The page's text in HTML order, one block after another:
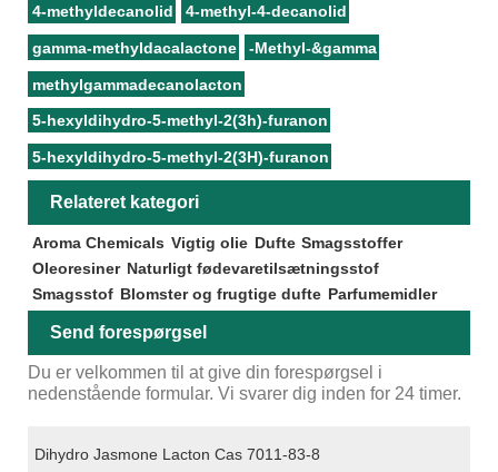
4-methyldecanolid 4-methyl-4-decanolid
gamma-methyldacalactone -Methyl-&gamma
methylgammadecanolacton
5-hexyldihydro-5-methyl-2(3h)-furanon
5-hexyldihydro-5-methyl-2(3H)-furanon
Relateret kategori
Aroma Chemicals Vigtig olie Dufte Smagsstoffer
Oleoresiner Naturligt fødevaretilsætningsstof
Smagsstof Blomster og frugtige dufte Parfumemidler
Send forespørgsel
Du er velkommen til at give din forespørgsel i
nedenstående formular. Vi svarer dig inden for 24 timer.